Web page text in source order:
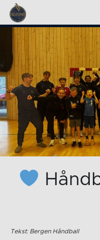
Tekst: Bergen Håndball